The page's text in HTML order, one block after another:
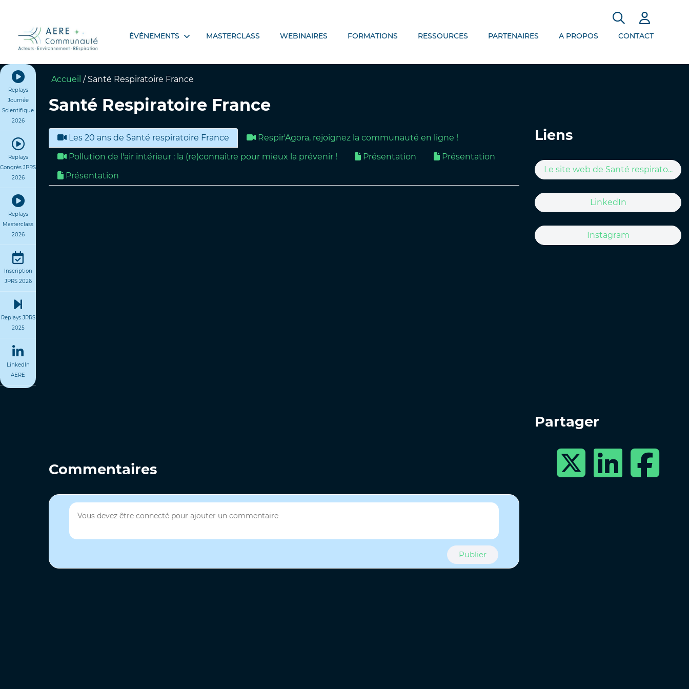
ÉVÉNEMENTS MASTERCLASS WEBINAIRES FORMATIONS RESSOURCES PARTENAIRES A PROPOS CONTACT
Accueil / Santé Respiratoire France
Santé Respiratoire France
Les 20 ans de Santé respiratoire France
Respir'Agora, rejoignez la communauté en ligne !
Pollution de l'air intérieur : la (re)connaître pour mieux la prévenir !
Présentation
Présentation
Présentation
Commentaires
Publier
Liens
Le site web de Santé respirato...
LinkedIn
Instagram
Partager
Replays
Journée
Scientifique
2026
Replays
Congrès JPRS
2026
Replays
Masterclass
2026
Inscription
JPRS 2026
Replays JPRS
2025
LinkedIn
AERE